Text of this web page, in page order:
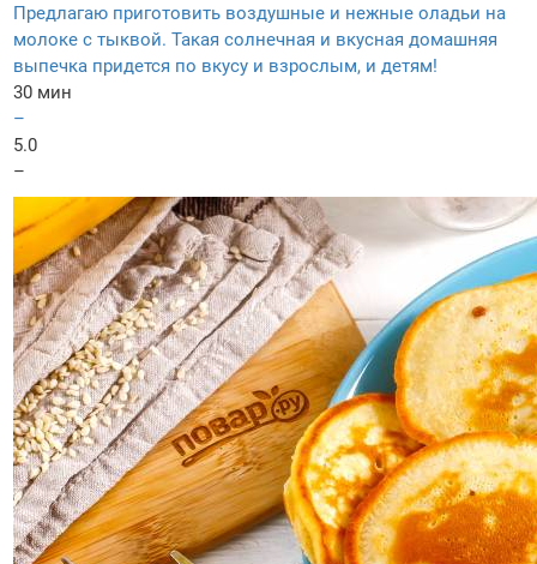
Предлагаю приготовить воздушные и нежные оладьи на
молоке с тыквой. Такая солнечная и вкусная домашняя
выпечка придется по вкусу и взрослым, и детям!
30 мин
–
5.0
–